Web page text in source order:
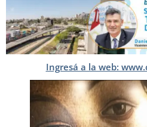
Ingresá a la web: